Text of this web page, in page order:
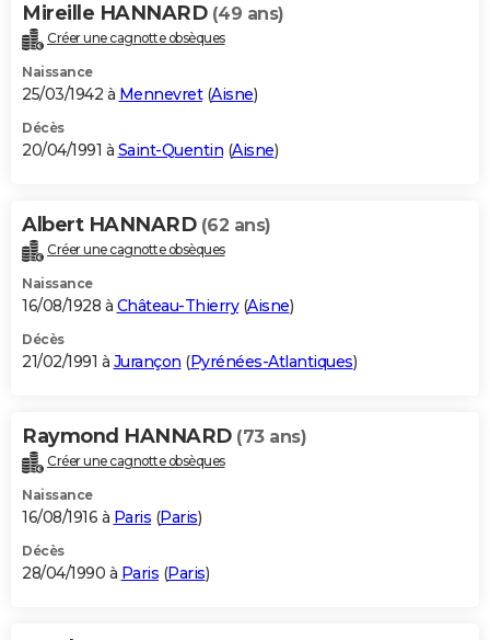
Mireille HANNARD (49 ans)
Créer une cagnotte obsèques
Naissance
25/03/1942 à Mennevret(Aisne)
Décès
20/04/1991 à Saint-Quentin (Aisne)
Albert HANNARD (62 ans)
Créer une cagnotte obsèques
Naissance
16/08/1928 à Château-Thierry(Aisne)
Décès
21/02/1991 à Jurançon (Pyrénées-Atlantiques)
Raymond HANNARD (73 ans)
Créer une cagnotte obsèques
Naissance
16/08/1916 à Paris (Paris)
Décès
28/04/1990 à Paris (Paris)